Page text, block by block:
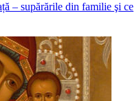
‒ supărările din familie şi ce